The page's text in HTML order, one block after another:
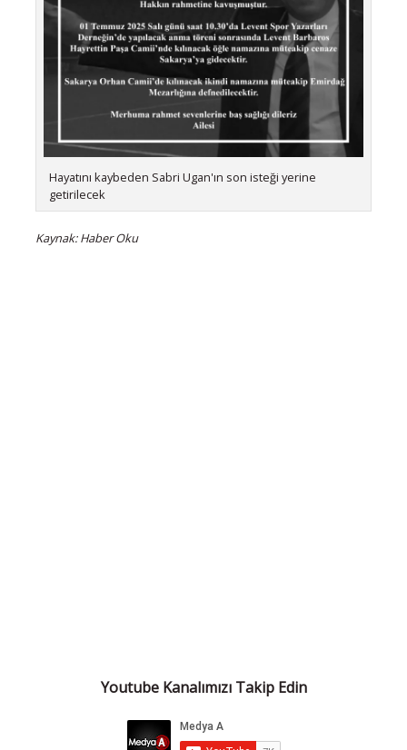
Hayatını kaybeden Sabri Ugan'ın son isteği yerine
getirilecek
Kaynak: Haber Oku
Youtube Kanalımızı Takip Edin